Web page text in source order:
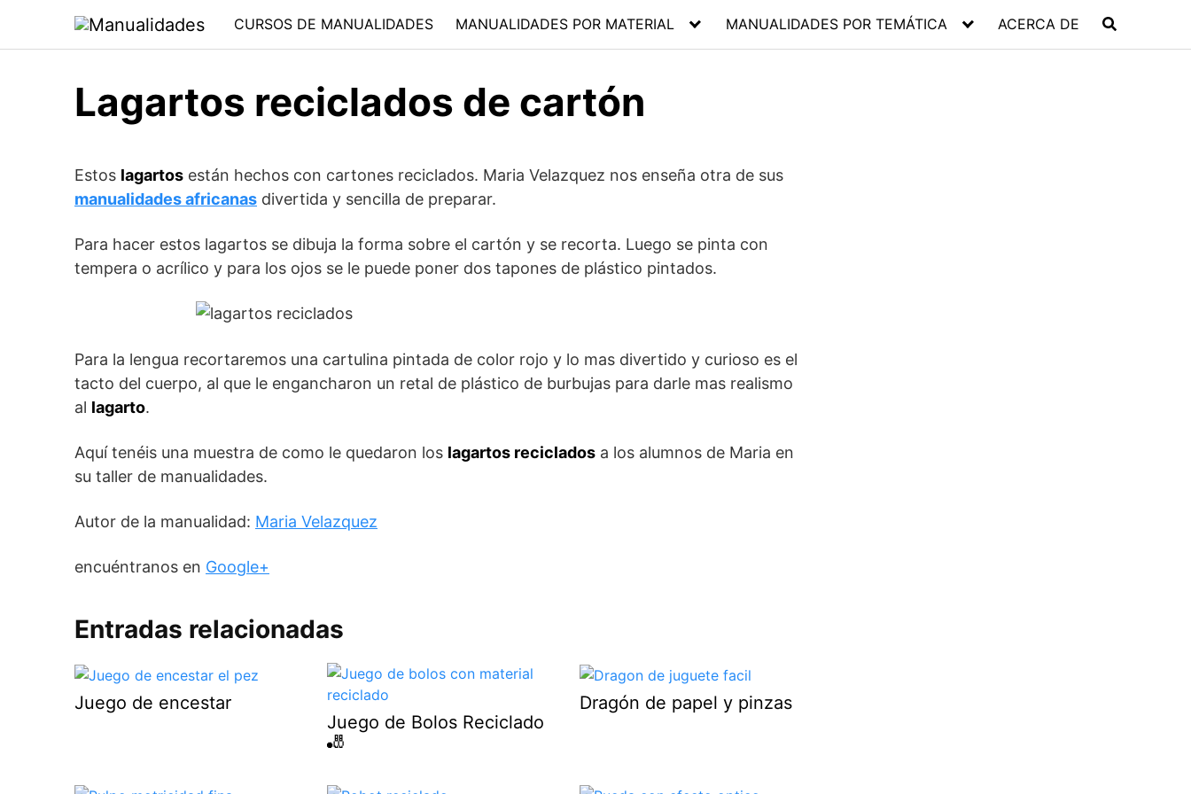
contenido
CURSOS DE MANUALIDADES MANUALIDADES POR MATERIAL MANUALIDADES POR TEMÁTICA ACERCA DE
Lagartos reciclados de cartón
Estos lagartos están hechos con cartones reciclados. Maria Velazquez nos enseña otra de sus
manualidades africanas divertida y sencilla de preparar.
Para hacer estos lagartos se dibuja la forma sobre el cartón y se recorta. Luego se pinta con
tempera o acrílico y para los ojos se le puede poner dos tapones de plástico pintados.
Para la lengua recortaremos una cartulina pintada de color rojo y lo mas divertido y curioso es el
tacto del cuerpo, al que le engancharon un retal de plástico de burbujas para darle mas realismo
al lagarto.
Aquí tenéis una muestra de como le quedaron los lagartos reciclados a los alumnos de Maria en
su taller de manualidades.
Autor de la manualidad: Maria Velazquez
encuéntranos en Google+
Entradas relacionadas
Juego de encestar
Juego de Bolos Reciclado
🎳
Dragón de papel y pinzas